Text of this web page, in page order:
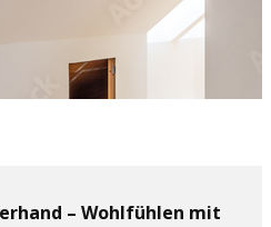
– Wohlfühlen mit